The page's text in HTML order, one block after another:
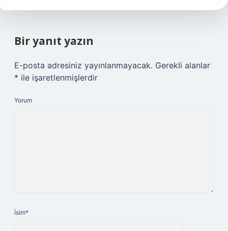
Bir yanıt yazın
E-posta adresiniz yayınlanmayacak. Gerekli alanlar
* ile işaretlenmişlerdir
Yorum
İsim*